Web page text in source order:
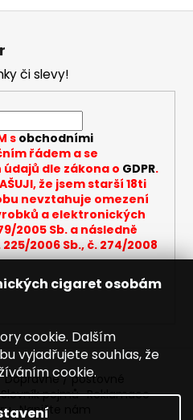
cigaret osobám
cookie. Dalším
vyjadřujete souhlas, že
cookie.
či slevy!
s obchodními
řádem a se
dle zákona o GDPR.
že jsem starší 18ti
nevztahuje omezení
a elektronických
2005 Sb. a následně
2006 Sb., č. 274/2008
Dopravné / poštovné
Slovník pojmů Reklamace
Napište nám